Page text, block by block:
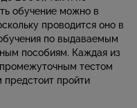
обучение можно в
проводится оно в
по выдаваемым
пособиям. Каждая из
тестом
пройти